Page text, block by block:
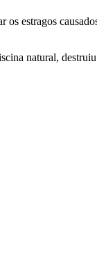
estragos
natural,